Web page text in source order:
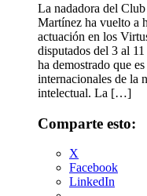
La nadadora del
Martínez ha vuelto a
actuación en los
disputados del 3 al
ha demostrado que
internacionales de la
intelectual. La […]
Comparte esto:
X
Facebook
LinkedIn